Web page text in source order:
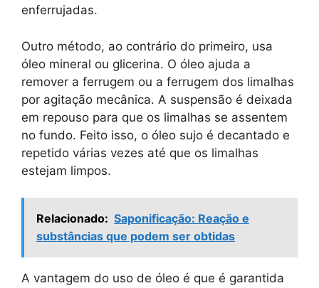
enferrujadas.
Outro método, ao contrário do primeiro, usa
óleo mineral ou glicerina. O óleo ajuda a
remover a ferrugem ou a ferrugem dos limalhas
por agitação mecânica. A suspensão é deixada
em repouso para que os limalhas se assentem
no fundo. Feito isso, o óleo sujo é decantado e
repetido várias vezes até que os limalhas
estejam limpos.
Relacionado: Saponificação: Reação e
substâncias que podem ser obtidas
A vantagem do uso de óleo é que é garantida